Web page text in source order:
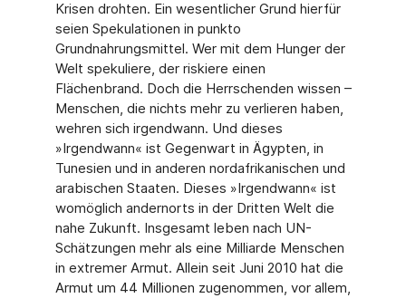
Krisen drohten. Ein wesentlicher Grund hierfür
seien Spekulationen in punkto
Grundnahrungsmittel. Wer mit dem Hunger der
Welt spekuliere, der riskiere einen
Flächenbrand. Doch die Herrschenden wissen –
Menschen, die nichts mehr zu verlieren haben,
wehren sich irgendwann. Und dieses
»Irgendwann« ist Gegenwart in Ägypten, in
Tunesien und in anderen nordafrikanischen und
arabischen Staaten. Dieses »Irgendwann« ist
womöglich andernorts in der Dritten Welt die
nahe Zukunft. Insgesamt leben nach UN-
Schätzungen mehr als eine Milliarde Menschen
in extremer Armut. Allein seit Juni 2010 hat die
Armut um 44 Millionen zugenommen, vor allem,